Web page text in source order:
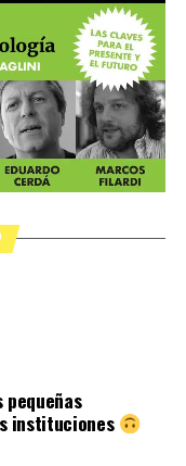
pequeñas
instituciones